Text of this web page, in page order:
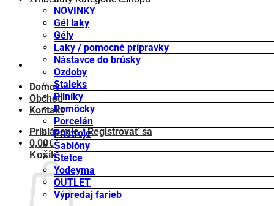
Domov
Obchod
Kontakt
Prihlásenie / Registrovať sa
0,00€
Košík
NOVINKY
Gél laky
Gély
Laky / pomocné prípravky
Nástavce do brúsky
Ozdoby
Staleks
Pilníky
Pomôcky
Porcelán
Prístroje
Šablóny
Štetce
Yodeyma
OUTLET
Výpredaj farieb